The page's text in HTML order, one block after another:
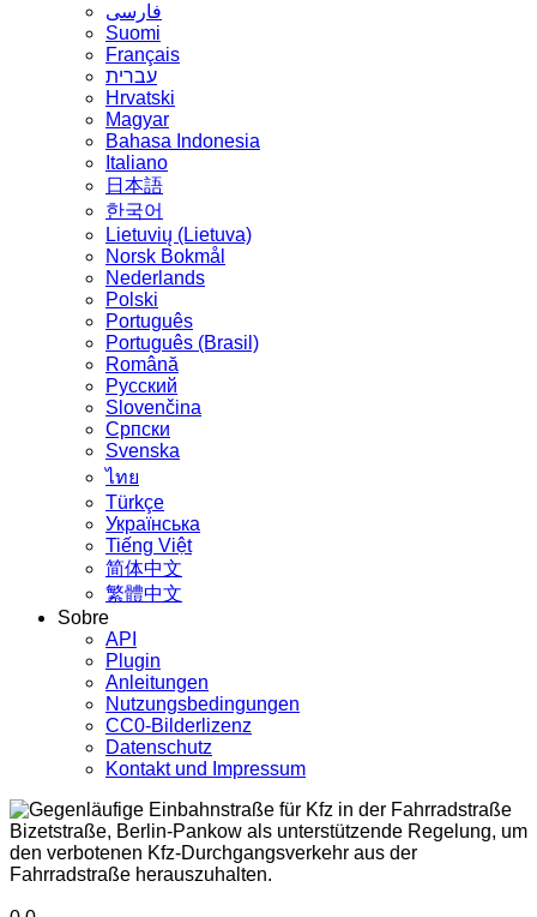
فارسی
Suomi
Français
עברית
Hrvatski
Magyar
Bahasa Indonesia
Italiano
日本語
한국어
Lietuvių (Lietuva)
‪Norsk Bokmål‬
Nederlands
Polski
Português
Português (Brasil)
Română
Русский
Slovenčina
Српски
Svenska
ไทย
Türkçe
Українська
Tiếng Việt
简体中文
繁體中文
Sobre
API
Plugin
Anleitungen
Nutzungsbedingungen
CC0-Bilderlizenz
Datenschutz
Kontakt und Impressum